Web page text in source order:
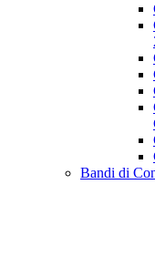
Bandi di